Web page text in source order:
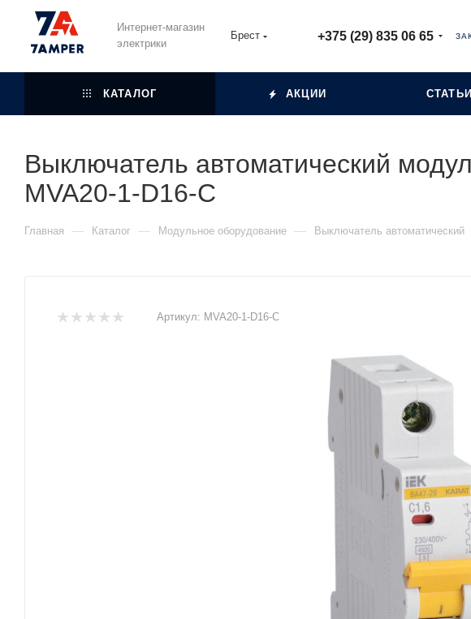
Интернет-магазин
электрики
Брест +375 (29) 835 06 65
КАТАЛОГ АКЦИИ СТАТЬИ
Выключатель автоматический
MVA20-1-D16-C
Главная — Каталог — Модульное оборудование — Выключатель автоматический
Артикул: MVA20-1-D16-C